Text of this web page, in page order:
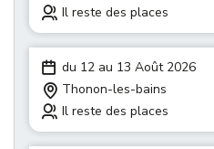
Il reste des places
du 12 au 13 Août 2026
Thonon-les-bains
Il reste des places